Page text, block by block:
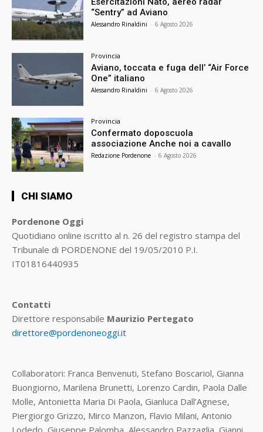
“Sentry” ad Aviano
Alessandro Rinaldini - 6 Agosto 2026
Provincia
Aviano, toccata e fuga dell’ “Air Force
One” italiano
Alessandro Rinaldini - 6 Agosto 2026
Provincia
Confermato doposcuola
associazione Anche noi a cavallo
Redazione Pordenone - 6 Agosto 2026
CHI SIAMO
Pordenone Oggi
Quotidiano online iscritto al n. 26 del registro stampa del
Tribunale di PORDENONE del 19/05/2010 P.I.
IT01816440935
Contatti
Direttore responsabile Maurizio Pertegato
direttore@pordenoneoggi.it
Collaboratori: Franca Benvenuti, Stefano Boscariol, Gianna
Buongiorno, Marilena Brunetti, Lorenzo Cardin, Paola Dalle
Molle, Antonietta Maria Di Paola, Gianluca Dall’Agnese,
Piergiorgo Grizzo, Mirco Manzon, Flavio Milani, Antonio